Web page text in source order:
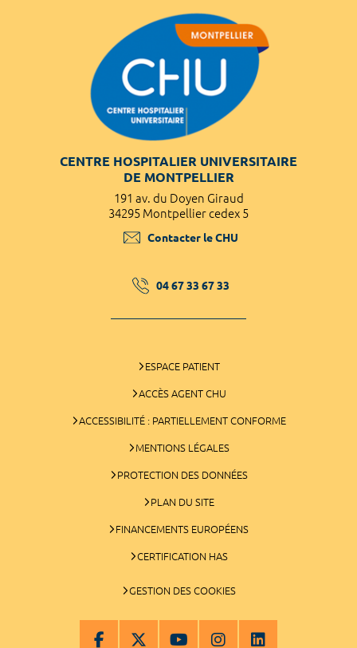
CENTRE HOSPITALIER UNIVERSITAIRE
DE MONTPELLIER
191 av. du Doyen Giraud
34295 Montpellier cedex 5
Contacter le CHU
04 67 33 67 33
ESPACE PATIENT
ACCÈS AGENT CHU
ACCESSIBILITÉ : PARTIELLEMENT CONFORME
MENTIONS LÉGALES
PROTECTION DES DONNÉES
PLAN DU SITE
FINANCEMENTS EUROPÉENS
CERTIFICATION HAS
GESTION DES COOKIES